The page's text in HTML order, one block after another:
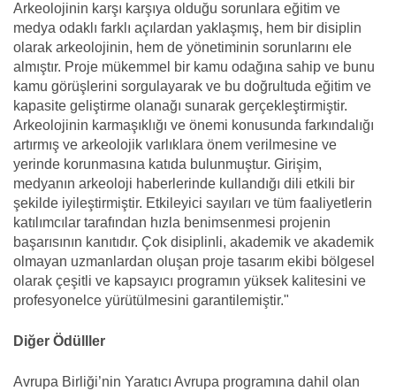
Arkeolojinin karşı karşıya olduğu sorunlara eğitim ve
medya odaklı farklı açılardan yaklaşmış, hem bir disiplin
olarak arkeolojinin, hem de yönetiminin sorunlarını ele
almıştır. Proje mükemmel bir kamu odağına sahip ve bunu
kamu görüşlerini sorgulayarak ve bu doğrultuda eğitim ve
kapasite geliştirme olanağı sunarak gerçekleştirmiştir.
Arkeolojinin karmaşıklığı ve önemi konusunda farkındalığı
artırmış ve arkeolojik varlıklara önem verilmesine ve
yerinde korunmasına katıda bulunmuştur. Girişim,
medyanın arkeoloji haberlerinde kullandığı dili etkili bir
şekilde iyileştirmiştir. Etkileyici sayıları ve tüm faaliyetlerin
katılımcılar tarafından hızla benimsenmesi projenin
başarısının kanıtıdır. Çok disiplinli, akademik ve akademik
olmayan uzmanlardan oluşan proje tasarım ekibi bölgesel
olarak çeşitli ve kapsayıcı programın yüksek kalitesini ve
profesyonelce yürütülmesini garantilemiştir."
Diğer Ödülller
Avrupa Birliği’nin Yaratıcı Avrupa programına dahil olan